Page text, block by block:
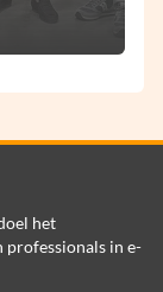
het
professionals in e-